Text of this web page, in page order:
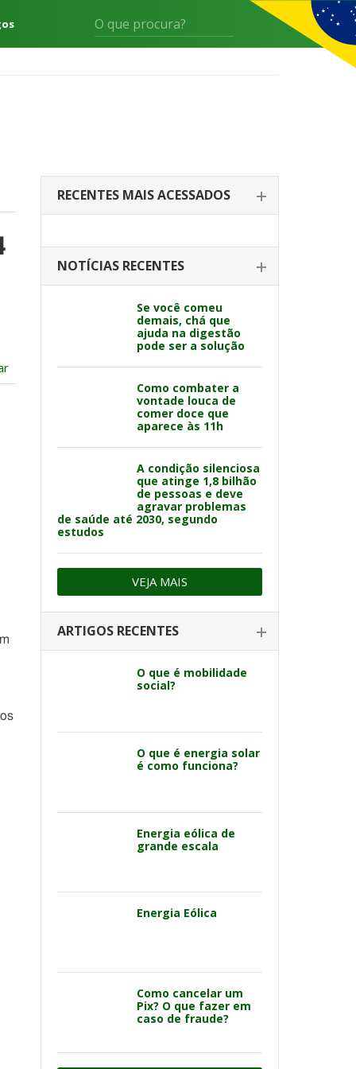
RECENTES MAIS ACESSADOS
NOTÍCIAS RECENTES
Se você comeu
demais, chá que
ajuda na digestão
pode ser a solução
Como combater a
vontade louca de
comer doce que
aparece às 11h
A condição silenciosa
que atinge 1,8 bilhão
de pessoas e deve
agravar problemas
de saúde até 2030, segundo
estudos
VEJA MAIS
ARTIGOS RECENTES
O que é mobilidade
social?
O que é energia solar
é como funciona?
Energia eólica de
grande escala
Energia Eólica
Como cancelar um
Pix? O que fazer em
caso de fraude?